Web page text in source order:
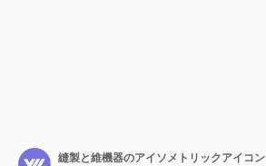
縫製と維機器のアイソメトリックアイコン